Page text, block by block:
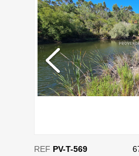
REF PV-T-569